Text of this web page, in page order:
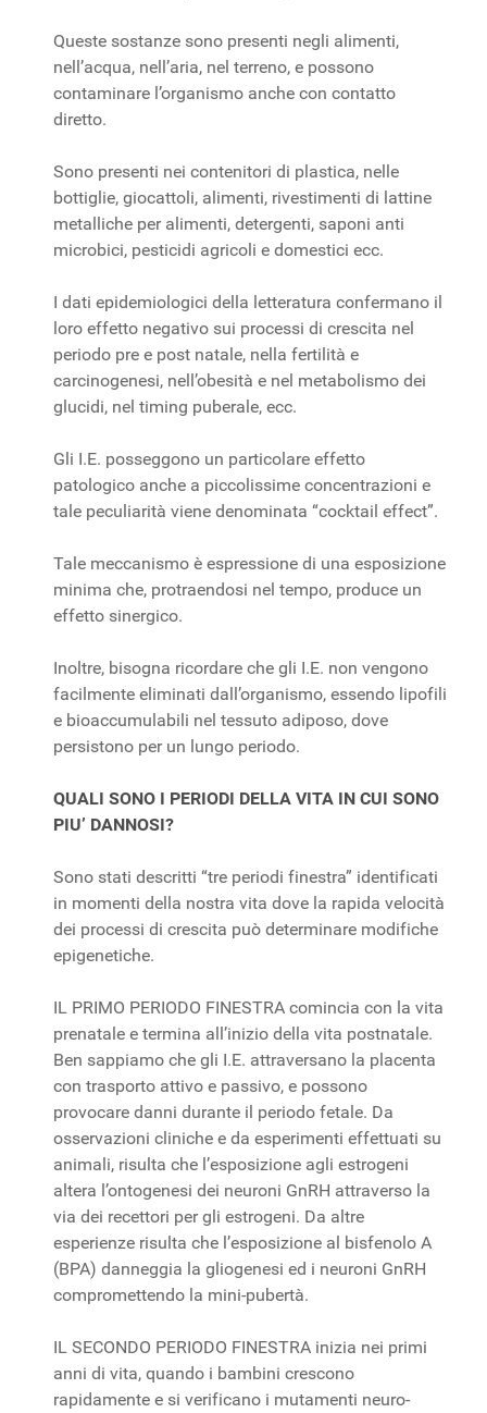
Queste sostanze sono presenti negli alimenti,
nell’acqua, nell’aria, nel terreno, e possono
contaminare l’organismo anche con contatto
diretto.
Sono presenti nei contenitori di plastica, nelle
bottiglie, giocattoli, alimenti, rivestimenti di lattine
metalliche per alimenti, detergenti, saponi anti
microbici, pesticidi agricoli e domestici ecc.
I dati epidemiologici della letteratura confermano il
loro effetto negativo sui processi di crescita nel
periodo pre e post natale, nella fertilità e
carcinogenesi, nell’obesità e nel metabolismo dei
glucidi, nel timing puberale, ecc.
Gli I.E. posseggono un particolare effetto
patologico anche a piccolissime concentrazioni e
tale peculiarità viene denominata “cocktail effect”.
Tale meccanismo è espressione di una esposizione
minima che, protraendosi nel tempo, produce un
effetto sinergico.
Inoltre, bisogna ricordare che gli I.E. non vengono
facilmente eliminati dall’organismo, essendo lipofili
e bioaccumulabili nel tessuto adiposo, dove
persistono per un lungo periodo.
QUALI SONO I PERIODI DELLA VITA IN CUI SONO
PIU’ DANNOSI?
Sono stati descritti “tre periodi finestra” identificati
in momenti della nostra vita dove la rapida velocità
dei processi di crescita può determinare modifiche
epigenetiche.
IL PRIMO PERIODO FINESTRA comincia con la vita
prenatale e termina all’inizio della vita postnatale.
Ben sappiamo che gli I.E. attraversano la placenta
con trasporto attivo e passivo, e possono
provocare danni durante il periodo fetale. Da
osservazioni cliniche e da esperimenti effettuati su
animali, risulta che l’esposizione agli estrogeni
altera l’ontogenesi dei neuroni GnRH attraverso la
via dei recettori per gli estrogeni. Da altre
esperienze risulta che l’esposizione al bisfenolo A
(BPA) danneggia la gliogenesi ed i neuroni GnRH
compromettendo la mini-pubertà.
IL SECONDO PERIODO FINESTRA inizia nei primi
anni di vita, quando i bambini crescono
rapidamente e si verificano i mutamenti neuro-